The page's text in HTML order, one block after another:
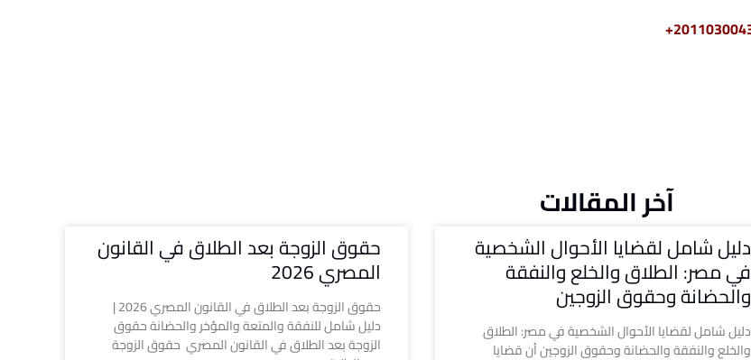
آخر المقالات
دليل شامل لقضايا الأحوال الشخصية
في مصر: الطلاق والخلع والنفقة
والحضانة وحقوق الزوجين
دليل شامل لقضايا الأحوال الشخصية في مصر: الطلاق
والخلع والنفقة والحضانة وحقوق الزوجين أن قضايا
حقوق الزوجة بعد الطلاق في القانون
المصري 2026
حقوق الزوجة بعد الطلاق في القانون المصري 2026 |
دليل شامل للنفقة والمتعة والمؤخر والحضانة حقوق
الزوجة بعد الطلاق في القانون المصري حقوق الزوجة